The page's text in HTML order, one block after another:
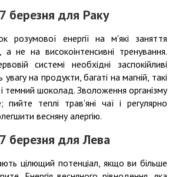
березня для Раку
розумової енергії на м'які заняття
не на високоінтенсивні тренування.
системі необхідні заспокійливі
на продукти, багаті на магній, такі
темний шоколад. Зволоження організму
теплі трав'яні чаї і регулярно
весняну алергію.
березня для Лева
цілющий потенціал, якщо ви більше